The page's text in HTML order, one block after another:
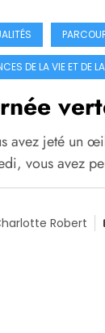
DE LA VIE ET DE
avez jeté un
vous avez
Robert